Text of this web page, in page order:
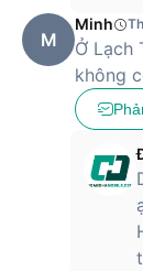
M
Minh
Ở Lạch
không